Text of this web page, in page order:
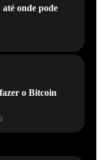
onde pode
o Bitcoin